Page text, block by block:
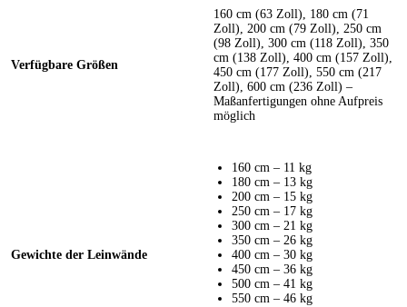
Verfügbare Größen
160 cm (63 Zoll), 180 cm (71
Zoll), 200 cm (79 Zoll), 250 cm
(98 Zoll), 300 cm (118 Zoll), 350
cm (138 Zoll), 400 cm (157 Zoll),
450 cm (177 Zoll), 550 cm (217
Zoll), 600 cm (236 Zoll) –
Maßanfertigungen ohne Aufpreis
möglich
Gewichte der Leinwände
160 cm – 11 kg
180 cm – 13 kg
200 cm – 15 kg
250 cm – 17 kg
300 cm – 21 kg
350 cm – 26 kg
400 cm – 30 kg
450 cm – 36 kg
500 cm – 41 kg
550 cm – 46 kg